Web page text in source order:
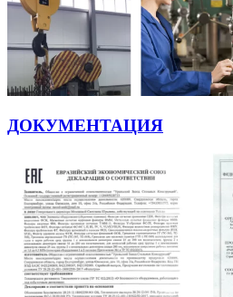
ДОКУМЕНТАЦИЯ